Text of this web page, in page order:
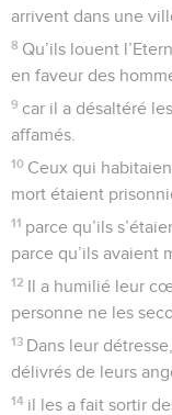
arrivent dans une
8 Qu’ils louent
en faveur des
9 car il a désaltéré
affamés.
10 Ceux qui
mort étaient
11 parce qu’ils
parce qu’ils avaient
12 Il a humilié leur
personne ne les
13 Dans leur
délivrés de leurs
14 il les a fait sortir